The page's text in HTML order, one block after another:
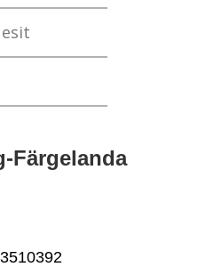
Färgelanda